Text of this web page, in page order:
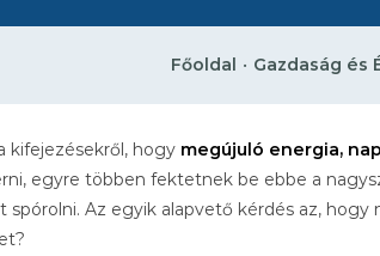
Főoldal • Gazdaság és
kifejezésekről, hogy megújuló energia,
egyre többen fektetnek be ebbe a
Az egyik alapvető kérdés az, hogy